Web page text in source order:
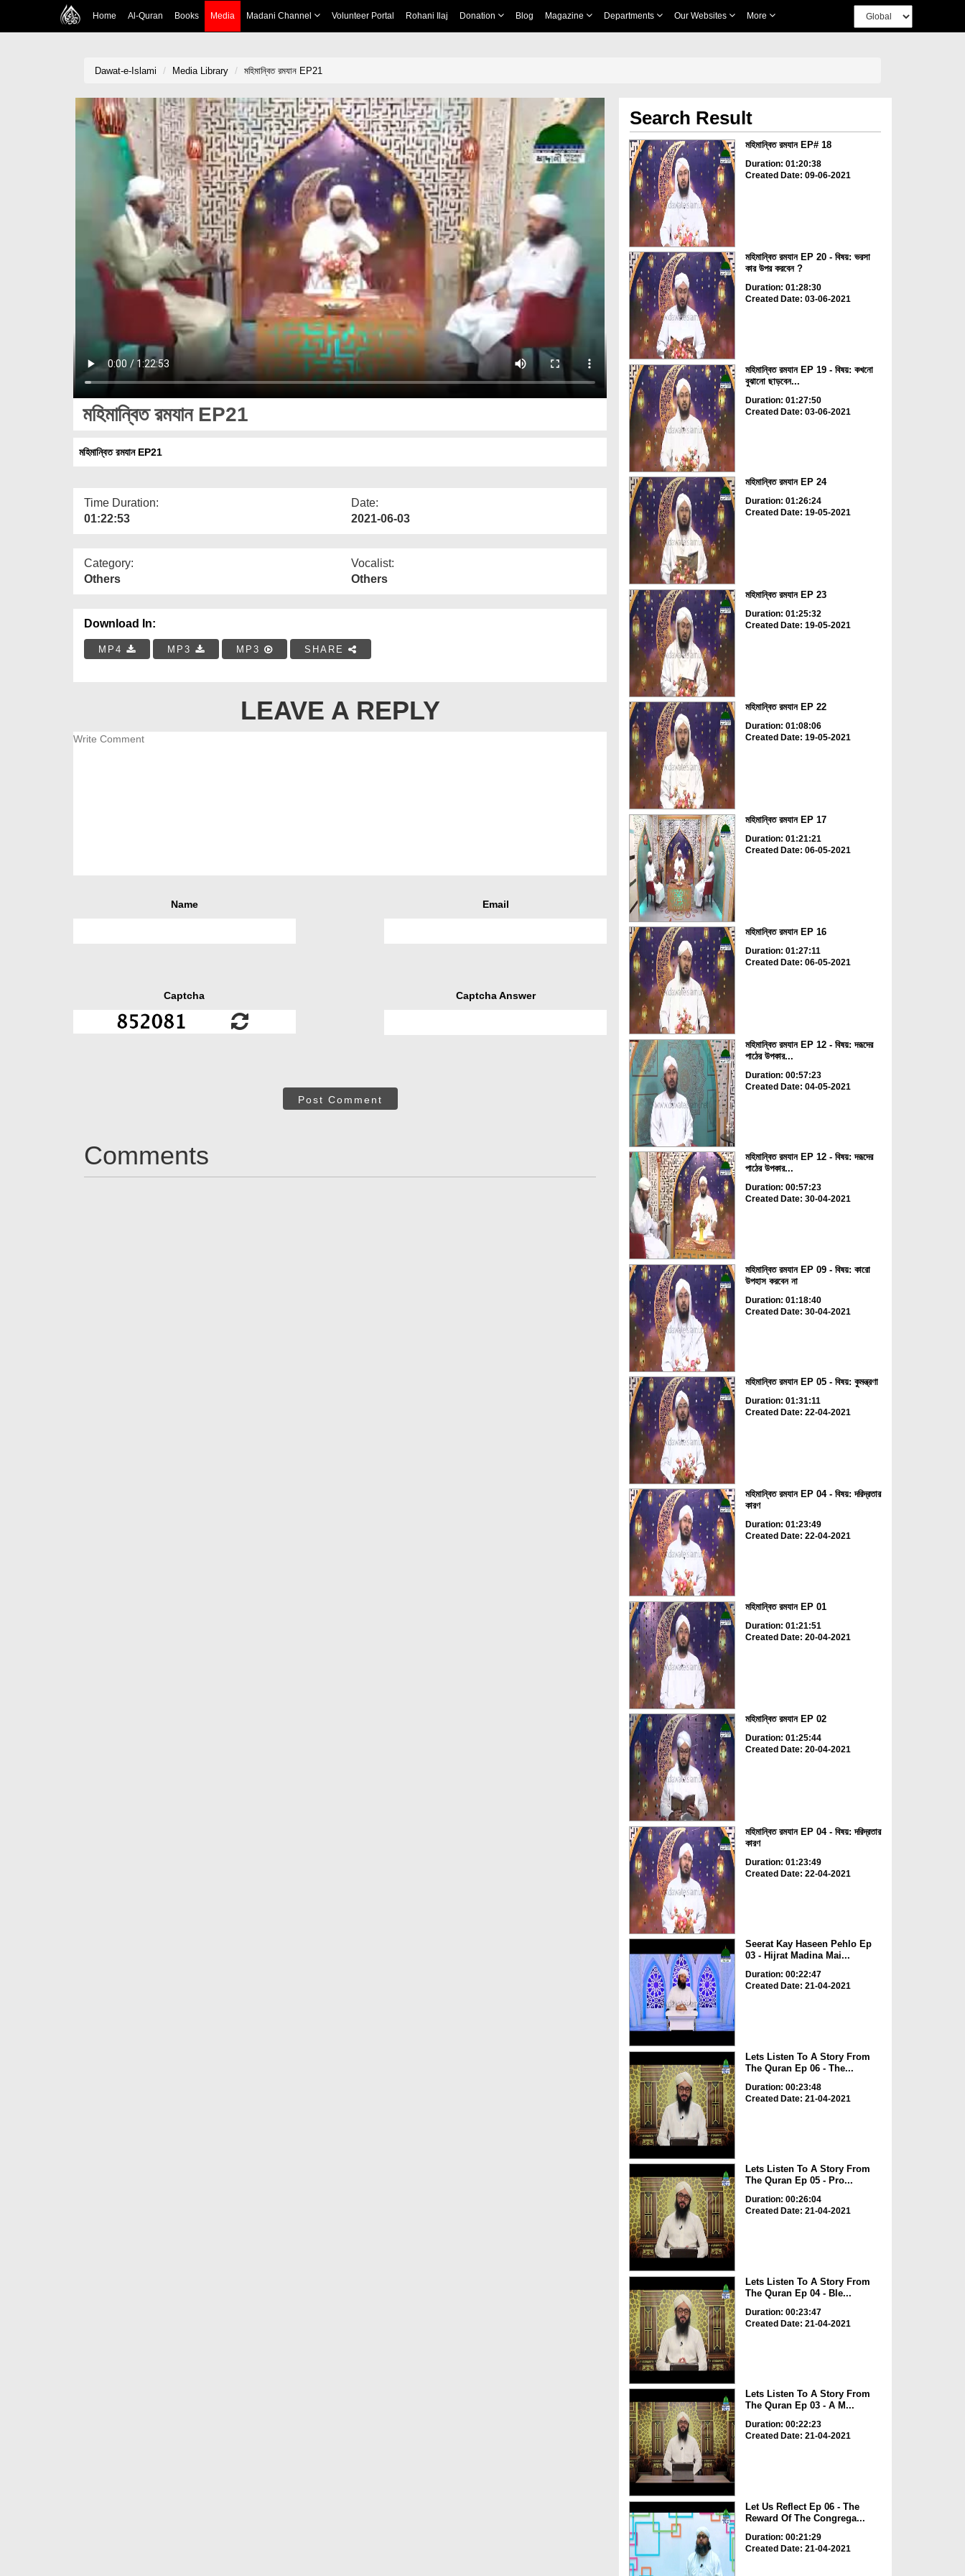
Home Al-Quran Books Media Madani Channel Volunteer Portal Rohani Ilaj Donation Blog Magazine Departments Our Websites More
Dawat-e-Islami Media Library মহিমান্বিত রমযান EP21
মহিমান্বিত রমযান EP21
মহিমান্বিত রমযান EP21
Time Duration:
01:22:53
Date:
2021-06-03
Category:
Others
Vocalist:
Others
Download In:
MP4 MP3 MP3 SHARE
LEAVE A REPLY
Name Email
Captcha Captcha Answer
Post Comment
Comments
Search Result
মহিমান্বিত রমযান EP# 18
Duration: 01:20:38
Created Date: 09-06-2021
মহিমান্বিত রমযান EP 20 - বিষয়: ভরসা
কার উপর করবেন ?
Duration: 01:28:30
Created Date: 03-06-2021
মহিমান্বিত রমযান EP 19 - বিষয়: কখনো
বুঝানো ছাড়বেন...
Duration: 01:27:50
Created Date: 03-06-2021
মহিমান্বিত রমযান EP 24
Duration: 01:26:24
Created Date: 19-05-2021
মহিমান্বিত রমযান EP 23
Duration: 01:25:32
Created Date: 19-05-2021
মহিমান্বিত রমযান EP 22
Duration: 01:08:06
Created Date: 19-05-2021
মহিমান্বিত রমযান EP 17
Duration: 01:21:21
Created Date: 06-05-2021
মহিমান্বিত রমযান EP 16
Duration: 01:27:11
Created Date: 06-05-2021
মহিমান্বিত রমযান EP 12 - বিষয়: দরূদের
পাঠের উপকার...
Duration: 00:57:23
Created Date: 04-05-2021
মহিমান্বিত রমযান EP 12 - বিষয়: দরূদের
পাঠের উপকার...
Duration: 00:57:23
Created Date: 30-04-2021
মহিমান্বিত রমযান EP 09 - বিষয়: কারো
উপহাস করবেন না
Duration: 01:18:40
Created Date: 30-04-2021
মহিমান্বিত রমযান EP 05 - বিষয়: কুমন্ত্রণা
Duration: 01:31:11
Created Date: 22-04-2021
মহিমান্বিত রমযান EP 04 - বিষয়: দরিদ্রতার
কারণ
Duration: 01:23:49
Created Date: 22-04-2021
মহিমান্বিত রমযান EP 01
Duration: 01:21:51
Created Date: 20-04-2021
মহিমান্বিত রমযান EP 02
Duration: 01:25:44
Created Date: 20-04-2021
মহিমান্বিত রমযান EP 04 - বিষয়: দরিদ্রতার
কারণ
Duration: 01:23:49
Created Date: 22-04-2021
Seerat Kay Haseen Pehlo Ep
03 - Hijrat Madina Mai...
Duration: 00:22:47
Created Date: 21-04-2021
Lets Listen To A Story From
The Quran Ep 06 - The...
Duration: 00:23:48
Created Date: 21-04-2021
Lets Listen To A Story From
The Quran Ep 05 - Pro...
Duration: 00:26:04
Created Date: 21-04-2021
Lets Listen To A Story From
The Quran Ep 04 - Ble...
Duration: 00:23:47
Created Date: 21-04-2021
Lets Listen To A Story From
The Quran Ep 03 - A M...
Duration: 00:22:23
Created Date: 21-04-2021
Let Us Reflect Ep 06 - The
Reward Of The Congrega...
Duration: 00:21:29
Created Date: 21-04-2021